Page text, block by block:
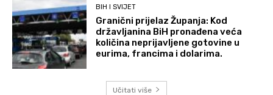
BIH I SVIJET
Granični prijelaz Županja: Kod
državljanina BiH pronađena veća
količina neprijavljene gotovine u
eurima, francima i dolarima.
Učitati više